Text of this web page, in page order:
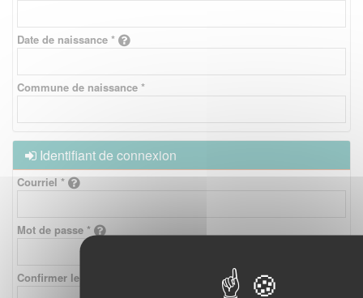
Date de naissance *
Commune de naissance *
Identifiant de connexion
Courriel *
Mot de passe *
Confirmer le mot de passe *